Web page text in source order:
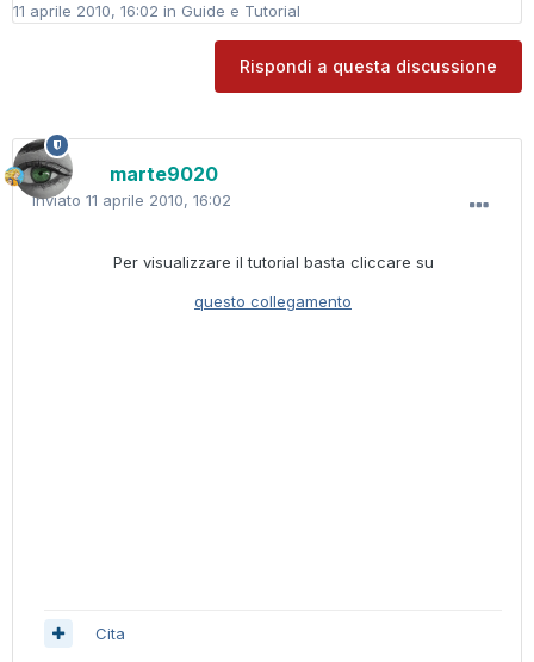
11 aprile 2010, 16:02 in Guide e Tutorial
Rispondi a questa discussione
marte9020
Inviato 11 aprile 2010, 16:02
Per visualizzare il tutorial basta cliccare su
questo collegamento
Cita